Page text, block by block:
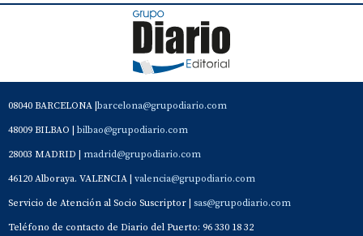
08040 BARCELONA | barcelona@grupodiario.com
48009 BILBAO | bilbao@grupodiario.com
28003 MADRID | madrid@grupodiario.com
46120 Alboraya. VALENCIA | valencia@grupodiario.com
Servicio de Atención al Socio Suscriptor | sas@grupodiario.com
Teléfono de contacto de Diario del Puerto: 96 330 18 32